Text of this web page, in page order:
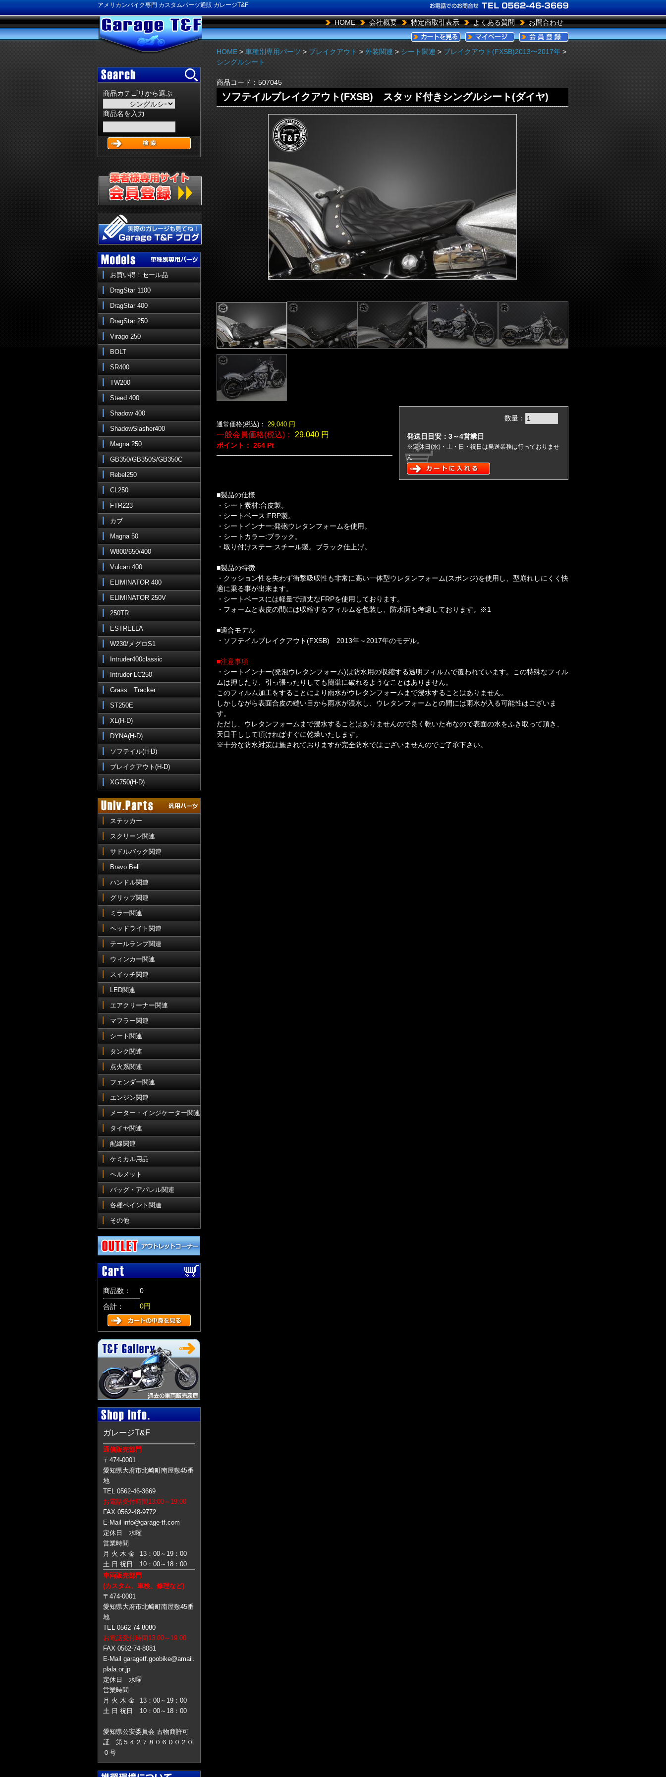
アメリカンバイク専門 カスタムパーツ通販 ガレージT&F
HOME 会社概要 特定商取引表示 よくある質問 お問合わせ
商品カテゴリから選ぶ
商品名を入力
お買い得！セール品
DragStar 1100
DragStar 400
DragStar 250
Virago 250
BOLT
SR400
TW200
Steed 400
Shadow 400
ShadowSlasher400
Magna 250
GB350/GB350S/GB350C
Rebel250
CL250
FTR223
カブ
Magna 50
W800/650/400
Vulcan 400
ELIMINATOR 400
ELIMINATOR 250V
250TR
ESTRELLA
W230/メグロS1
Intruder400classic
Intruder LC250
Grass Tracker
ST250E
XL(H-D)
DYNA(H-D)
ソフテイル(H-D)
ブレイクアウト(H-D)
XG750(H-D)
ステッカー
スクリーン関連
サドルバック関連
Bravo Bell
ハンドル関連
グリップ関連
ミラー関連
ヘッドライト関連
テールランプ関連
ウィンカー関連
スイッチ関連
LED関連
エアクリーナー関連
マフラー関連
シート関連
タンク関連
点火系関連
フェンダー関連
エンジン関連
メーター・インジケーター関連
タイヤ関連
配線関連
ケミカル用品
ヘルメット
バッグ・アパレル関連
各種ペイント関連
その他
商品数：
0
合計：
0円
ガレージT&F
通信販売部門
〒474-0001
愛知県大府市北崎町南屋敷45番
地
TEL 0562-46-3669
お電話受付時間13:00～19:00
FAX 0562-48-9772
E-Mail info@garage-tf.com
定休日 水曜
営業時間
月 火 木 金
13：00～19：00
土 日 祝日
10：00～18：00
車両販売部門
(カスタム、車検、修理など)
〒474-0001
愛知県大府市北崎町南屋敷45番
地
TEL 0562-74-8080
お電話受付時間13:00～19:00
FAX 0562-74-8081
E-Mail garagetf.goobike@amail.
plala.or.jp
定休日 水曜
営業時間
月 火 木 金
13：00～19：00
土 日 祝日
10：00～18：00
愛知県公安委員会 古物商許可
証 第５４２７８０６００２０
０号
HOME > 車種別専用パーツ > ブレイクアウト > 外装関連 > シート関連 > ブレイクアウト(FXSB)2013〜2017年 >
シングルシート
商品コード： 507045
ソフテイルブレイクアウト(FXSB) スタッド付きシングルシート(ダイヤ)
通常価格(税込)： 29,040 円
一般会員価格(税込)： 29,040 円
ポイント： 264 Pt
数量：
発送日目安：3～4営業日
※定休日(水)・土・日・祝日は発送業務は行っておりませ
ん
■製品の仕様
・シート素材:合皮製。
・シートベース:FRP製。
・シートインナー:発砲ウレタンフォームを使用。
・シートカラー:ブラック。
・取り付けステー:スチール製。ブラック仕上げ。
■製品の特徴
・クッション性を失わず衝撃吸収性も非常に高い一体型ウレタンフォーム(スポンジ)を使用し、型崩れしにくく快
適に乗る事が出来ます。
・シートベースには軽量で頑丈なFRPを使用しております。
・フォームと表皮の間には収縮するフィルムを包装し、防水面も考慮しております。※1
■適合モデル
・ソフテイルブレイクアウト(FXSB) 2013年～2017年のモデル。
■注意事項
・シートインナー(発泡ウレタンフォーム)は防水用の収縮する透明フィルムで覆われています。この特殊なフィル
ムは押したり、引っ張ったりしても簡単に破れるようなことはありません。
このフィルム加工をすることにより雨水がウレタンフォームまで浸水することはありません。
しかしながら表面合皮の縫い目から雨水が浸水し、ウレタンフォームとの間には雨水が入る可能性はございま
す。
ただし、ウレタンフォームまで浸水することはありませんので良く乾いた布なので表面の水をふき取って頂き、
天日干しして頂ければすぐに乾燥いたします。
※十分な防水対策は施されておりますが完全防水ではございませんのでご了承下さい。